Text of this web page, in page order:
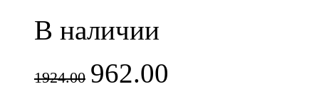
В наличии
1924.00 962.00